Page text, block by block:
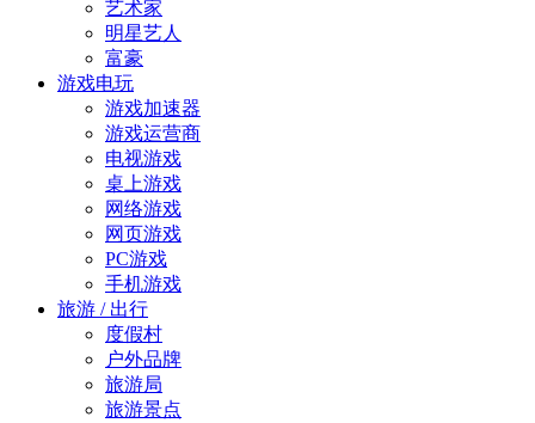
艺术家
明星艺人
富豪
游戏电玩
游戏加速器
游戏运营商
电视游戏
桌上游戏
网络游戏
网页游戏
PC游戏
手机游戏
旅游 / 出行
度假村
户外品牌
旅游局
旅游景点